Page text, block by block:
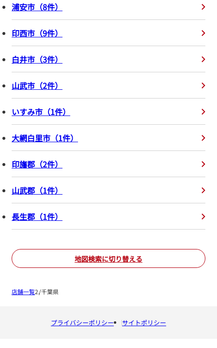
浦安市 （8件）
印西市 （9件）
白井市 （3件）
山武市 （2件）
いすみ市 （1件）
大網白里市 （1件）
印旛郡 （2件）
山武郡 （1件）
長生郡 （1件）
地図検索に切り替える
店舗一覧 千葉県
プライバシーポリシー サイトポリシー